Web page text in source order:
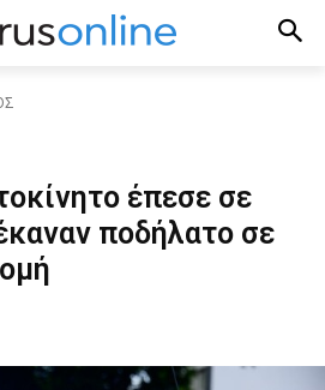
έπεσε σε
ποδήλατο σε